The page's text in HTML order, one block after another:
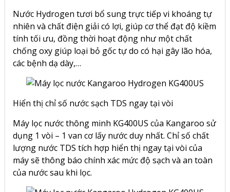
Nước Hydrogen tươi bổ sung trực tiếp vi khoáng tự
nhiên và chất điện giải có lợi, giúp cơ thể đạt độ kiềm
tính tối ưu, đồng thời hoạt động như một chất
chống oxy giúp loại bỏ gốc tự do có hại gây lão hóa,
các bệnh dạ dày,…
Hiển thị chỉ số nước sạch TDS ngay tại vòi
Máy lọc nước thông minh KG400US của Kangaroo sử
dụng 1 vòi – 1 van cơ lấy nước duy nhất. Chỉ số chất
lượng nước TDS tích hợp hiển thị ngay tại vòi của
máy sẽ thông báo chính xác mức độ sạch và an toàn
của nước sau khi lọc.